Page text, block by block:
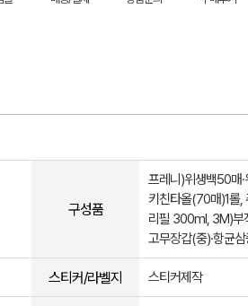
구성품
프레니)위생백50매
키친타올(70매)1롤,
리필 300ml, 3M)부
고무장갑(중)·항균
스티커/라벨지 스티커제작